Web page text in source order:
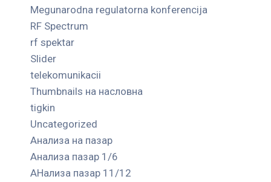
Megunarodna regulatorna konferencija
RF Spectrum
rf spektar
Slider
telekomunikacii
Thumbnails на насловна
tigkin
Uncategorized
Анализа на пазар
Анализа пазар 1/6
АНализа пазар 11/12